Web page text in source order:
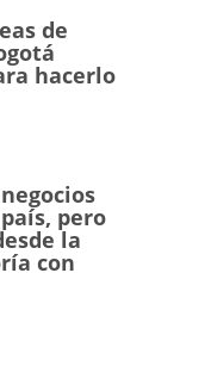
de
hacerlo
pero
la
con